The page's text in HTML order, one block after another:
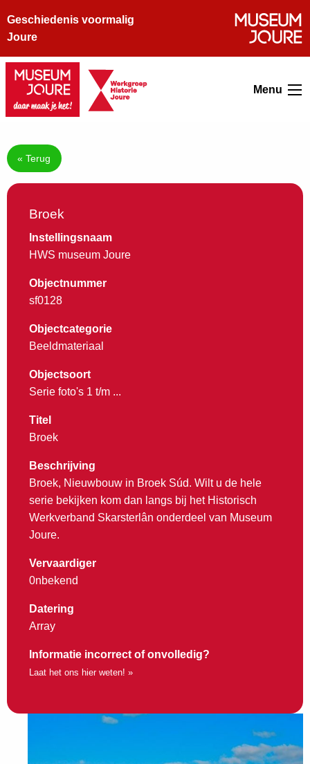
Geschiedenis voormalig
Joure
Menu
« Terug
Broek
Instellingsnaam
HWS museum Joure
Objectnummer
sf0128
Objectcategorie
Beeldmateriaal
Objectsoort
Serie foto's 1 t/m ...
Titel
Broek
Beschrijving
Broek, Nieuwbouw in Broek Súd. Wilt u de hele
serie bekijken kom dan langs bij het Historisch
Werkverband Skarsterlân onderdeel van Museum
Joure.
Vervaardiger
0nbekend
Datering
Array
Informatie incorrect of onvolledig?
Laat het ons hier weten! »